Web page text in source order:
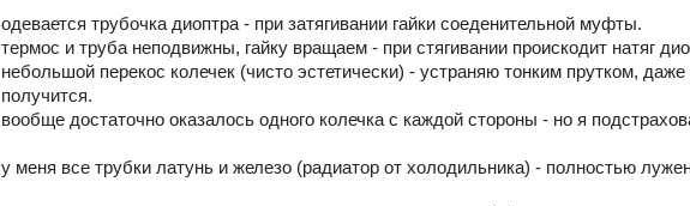
одевается трубочка диоптра - при затягивании гайки соеденительной муфты.
термос и труба неподвижны, гайку вращаем - при стягивании проискодит натяг
небольшой перекос колечек (чисто эстетически) - устраняю тонким прутком,
получится.
вообще достаточно оказалось одного колечка с каждой стороны - но я
у меня все трубки латунь и железо (радиатор от холодильника) - полностью